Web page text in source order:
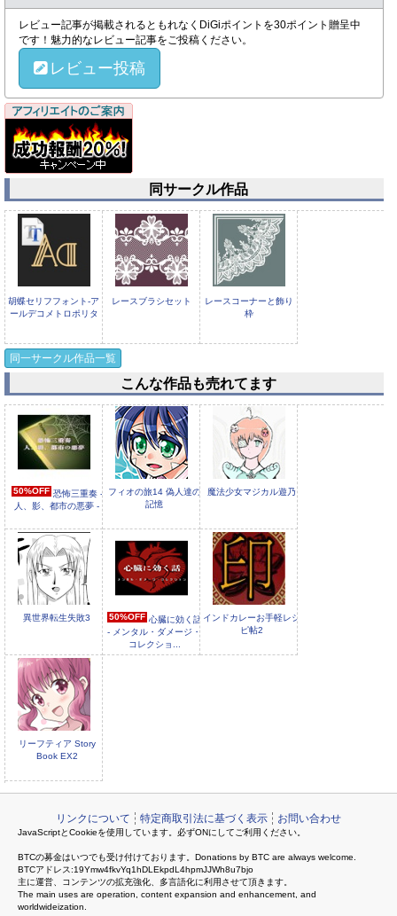
レビュー記事が掲載されるともれなくDiGiポイントを30ポイント贈呈中
です！魅力的なレビュー記事をご投稿ください。
レビュー投稿
同サークル作品
胡蝶セリフフォント-ア
ールデコメトロポリタ
レースブラシセット
レースコーナーと飾り
枠
フローラルスワール装
飾セット
食堂
同一サークル作品一覧
こんな作品も売れてます
50%OFF 恐怖三重奏 -
人、影、都市の悪夢 -
フィオの旅14 偽人達の
記憶
魔法少女マジカル遊乃
異世界転生失敗3 50%OFF 心臓に効く話
- メンタル・ダメージ・
コレクショ...
インドカレーお手軽レシ
ピ帖2
リーフティア Story
Book EX2
リンクについて 特定商取引法に基づく表示 お問い合わせ
JavaScriptとCookieを使用しています。必ずONにしてご利用ください。
BTCの募金はいつでも受け付けております。Donations by BTC are always welcome.
BTCアドレス:19Ymw4fkvYq1hDLEkpdL4hpmJJWh8u7bjo
主に運営、コンテンツの拡充強化、多言語化に利用させて頂きます。
The main uses are operation, content expansion and enhancement, and
worldwideization.